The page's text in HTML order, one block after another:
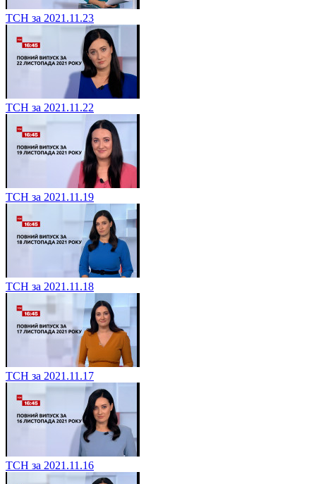
ТСН за 2021.11.23
ТСН за 2021.11.22
ТСН за 2021.11.19
ТСН за 2021.11.18
ТСН за 2021.11.17
ТСН за 2021.11.16